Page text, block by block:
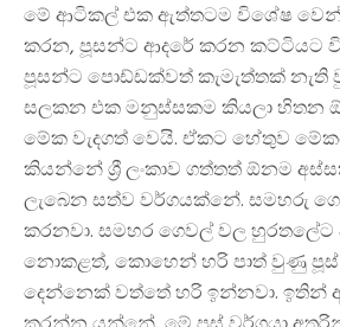
මේ ආටිකල් එක ඇත්තටම විශේෂ
කරන, පූසන්ට ආදරේ කරන කට්ටියට
පූසන්ට පොඩ්ඩක්වත් කැමැත්තක්
සලකන එක මනුස්සකම කියලා හිතන
මේක වැදගත් වෙයි. ඒකට හේතුව
කියන්නේ ශ්‍රී ලංකාව ගත්තත් ඕනම
ලැබෙන සත්ව වර්ගයක්නේ. සමහරු
කරනවා. සමහර ගෙවල් වල
නොකළත්, කොහෙන් හරි පාත් වුණු
දෙන්නෙක් වත්තේ හරි ඉන්නවා. ඉතින්